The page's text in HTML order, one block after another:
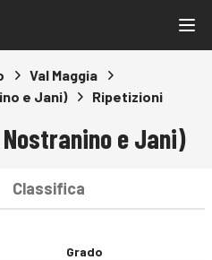
Val Maggia
e Jani)
Ripetizioni
e Jani)
Classifica
Grado